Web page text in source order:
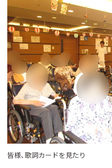
皆様、歌詞カードを見たり